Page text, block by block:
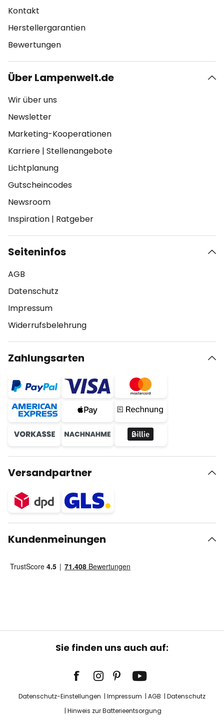
Kontakt
Herstellergarantien
Bewertungen
Über Lampenwelt.de
Wir über uns
Newsletter
Marketing-Kooperationen
Karriere | Stellenangebote
Lichtplanung
Gutscheincodes
Newsroom
Inspiration | Ratgeber
Seiteninfos
AGB
Datenschutz
Impressum
Widerrufsbelehrung
Zahlungsarten
Versandpartner
Kundenmeinungen
Sie finden uns auch auf:
Datenschutz-Einstellungen Impressum AGB
Datenschutz
Hinweis zur Batterieentsorgung